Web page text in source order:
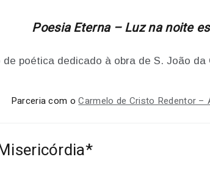
Poesia Eterna – Luz na noite
de poética dedicado à obra de S. João da
Parceria com oCarmelo de Cristo Redentor –